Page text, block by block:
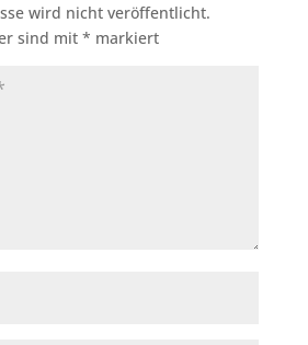
wird nicht veröffentlicht.
sind mit * markiert